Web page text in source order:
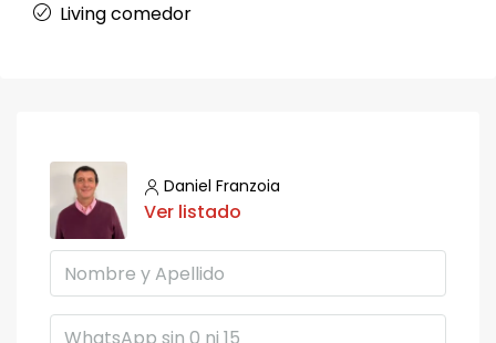
Living comedor
Daniel Franzoia
Ver listado